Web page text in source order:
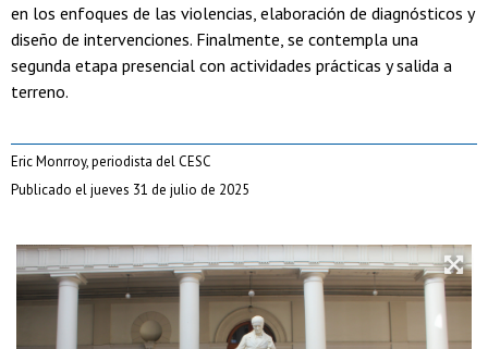
en los enfoques de las violencias, elaboración de diagnósticos y
diseño de intervenciones. Finalmente, se contempla una
segunda etapa presencial con actividades prácticas y salida a
terreno.
Eric Monrroy, periodista del CESC
Publicado el jueves 31 de julio de 2025